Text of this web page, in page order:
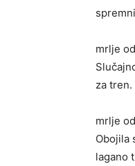
mrlje
za tren.
mrlje
Obojila
lagano